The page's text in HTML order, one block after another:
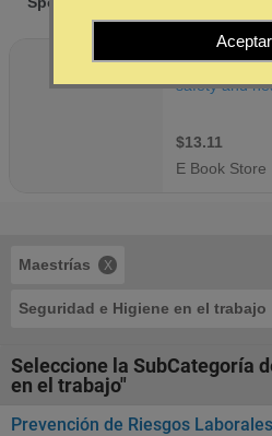
Maestrías
Seguridad e Higiene en el trabajo
Seleccione la SubCategoría
en el trabajo"
Prevención de Riesgos Laborales
Aceptar